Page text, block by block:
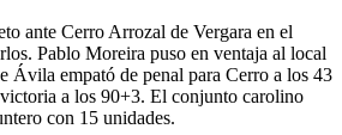
ante Cerro Arrozal de Vergara en el
Pablo Moreira puso en ventaja al local
Ávila empató de penal para Cerro a los 43
a los 90+3. El conjunto carolino
con 15 unidades.